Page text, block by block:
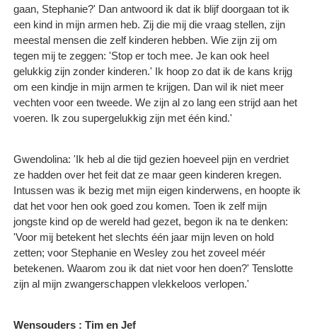
gaan, Stephanie?' Dan antwoord ik dat ik blijf doorgaan tot ik
een kind in mijn armen heb. Zij die mij die vraag stellen, zijn
meestal mensen die zelf kinderen hebben. Wie zijn zij om
tegen mij te zeggen: 'Stop er toch mee. Je kan ook heel
gelukkig zijn zonder kinderen.' Ik hoop zo dat ik de kans krijg
om een kindje in mijn armen te krijgen. Dan wil ik niet meer
vechten voor een tweede. We zijn al zo lang een strijd aan het
voeren. Ik zou supergelukkig zijn met één kind.'
Gwendolina: 'Ik heb al die tijd gezien hoeveel pijn en verdriet
ze hadden over het feit dat ze maar geen kinderen kregen.
Intussen was ik bezig met mijn eigen kinderwens, en hoopte ik
dat het voor hen ook goed zou komen. Toen ik zelf mijn
jongste kind op de wereld had gezet, begon ik na te denken:
'Voor mij betekent het slechts één jaar mijn leven on hold
zetten; voor Stephanie en Wesley zou het zoveel méér
betekenen. Waarom zou ik dat niet voor hen doen?' Tenslotte
zijn al mijn zwangerschappen vlekkeloos verlopen.'
Wensouders : Tim en Jef